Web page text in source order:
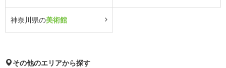
神奈川県の美術館
その他のエリアから探す